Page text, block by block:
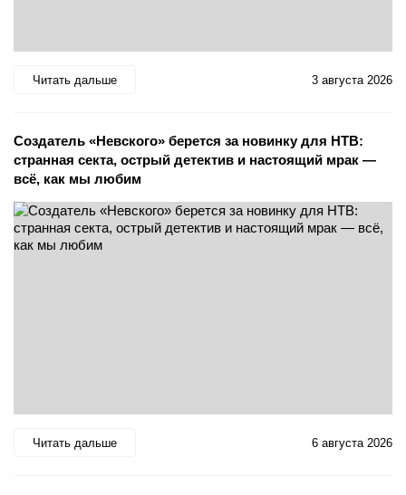
Читать дальше 3 августа 2026
Создатель «Невского» берется за новинку для НТВ:
странная секта, острый детектив и настоящий мрак —
всё, как мы любим
Читать дальше 6 августа 2026